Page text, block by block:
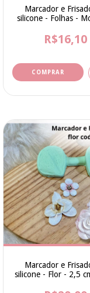
Marcador e
silicone - Folhas -
R$16,10
Marcador e
silicone - Flor - 2,5